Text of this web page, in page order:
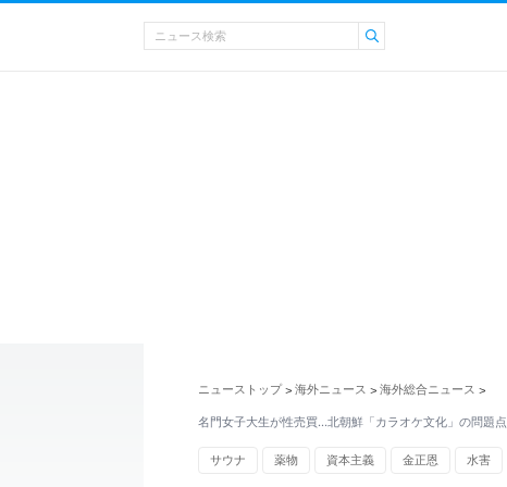
ニューストップ > 海外ニュース > 海外総合ニュース >
名門女子大生が性売買…北朝鮮「カラオケ文化」の問題点
サウナ 薬物 資本主義 金正恩 水害